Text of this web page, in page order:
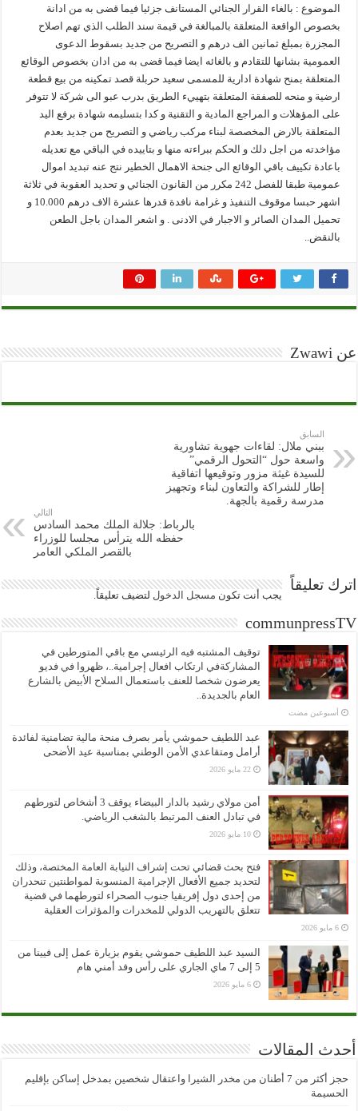
الموضوع : بالغاء القرار الجنائي المستانف جزئيا فيما قضى به من ادانة
بخصوص الواقعة المتعلقة بالمبالغة في قيمة سند الطلب الذي تهم اصلاح
المجزرة بمبلغ ثمانين الف درهم و التصريح من جديد بسقوط الدعوى
العمومية بشانها للتقادم و بالغائه ايضا فيما قضى به من ادان بخصوص الوقائع
المتعلقة بمنح شهادة ادارية للمسمى سعيد حربلة قصد تمكينه من بيع قطعة
ارضية و منحه للصفقة المتعلقة بتهييء الطريق بدرب عبو الى شركة لا تتوفر
على المؤهلات و المراجع المادية و التقنية و كدا بتسليمه شهادة برفع اليد
المتعلقة بالارض المخصصة لبناء مركب رياضي و التصريح من جديد بعدم
مؤاخدته من اجل دلك و الحكم ببراءته منها و بتاييده في الباقي مع تعديله
باعادة تكييف باقي الوقائع الى جنحة الاهمال الخطير نتج عنه تبديد اموال
عمومية طبقا للفصل 242 مكرر من القانون الجنائي و تحديد العقوبة في ثلاثة
اشهر حبسا موقوف التنفيذ و غرامة نافدة قدرها عشرة الاف درهم 10.000 و
تحميل المدان الصائر و الاجبار في الادنى . و اشعر المدان باجل الطعن
بالنقض..
عن Zwawi
السابق
ببني ملال: لقاءات جهوية تشاورية
واسعة حول “التحول الرقمي”
للسيدة غيثة مزور وتوقيعها اتفاقية
إطار للشراكة والتعاون لبناء وتجهيز
مدرسة رقمية بالجهة.
التالي
بالرباط: جلالة الملك محمد السادس
حفظه الله يترأس مجلسا للوزراء
بالقصر الملكي العامر
اترك تعليقاً
يجب أنت تكون مسجل الدخول لتضيف تعليقاً.
communpressTV
توقيف المشتبه فيه الرئيسي مع باقي المتورطين في
المشاركةفي ارتكاب افعال إجرامية..، ظهروا في فديو
يعرضون شخصا للعنف باستعمال السلاح الأبيض بالشارع
العام بالجديدة..
‏أسبوعين مضت
عبد اللطيف حموشي يأمر بصرف منحة مالية تضامنية لفائدة
أرامل ومتقاعدي الأمن الوطني بمناسبة عيد الأضحى
22 مايو 2026
أمن مولاي رشيد بالدار البيضاء يوقف 3 أشخاص لتورطهم
في تبادل العنف المرتبط بالشغب الرياضي.
10 مايو 2026
فتح بحث قضائي تحت إشراف النيابة العامة المختصة، وذلك
لتحديد جميع الأفعال الإجرامية المنسوبة لمواطنتين تنحدران
من إحدى دول إفريقيا جنوب الصحراء لتورطهما في قضية
تتعلق بالتهريب الدولي للمخدرات والمؤثرات العقلية
6 مايو 2026
السيد عبد اللطيف حموشي يقوم بزيارة عمل إلى فيينا من
5 إلى 7 ماي الجاري على رأس وفد أمني هام
6 مايو 2026
أحدث المقالات
حجز أكثر من 7 أطنان من مخدر الشيرا واعتقال شخصين بمدخل إساكن بإقليم
الحسيمة